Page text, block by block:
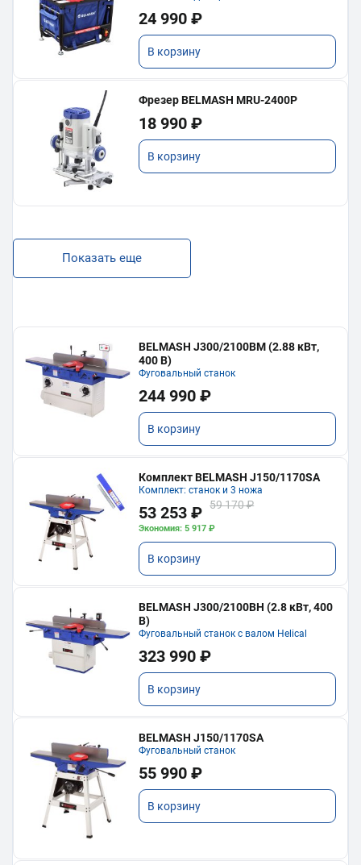
24 990 ₽
В корзину
Фрезер BELMASH MRU-2400P
18 990 ₽
В корзину
Показать еще
BELMASH J300/2100ВМ (2.88 кВт,
400 В)
Фуговальный станок
244 990 ₽
В корзину
Комплект BELMASH J150/1170SA
Комплект: станок и 3 ножа
53 253 ₽ 59 170 ₽
Экономия: 5 917 ₽
В корзину
BELMASH J300/2100ВH (2.8 кВт, 400
В)
Фуговальный станок с валом Helical
323 990 ₽
В корзину
BELMASH J150/1170SA
Фуговальный станок
55 990 ₽
В корзину